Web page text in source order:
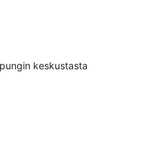
keskustasta